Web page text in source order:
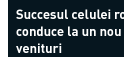
Succesul celulei
conduce la un
venituri